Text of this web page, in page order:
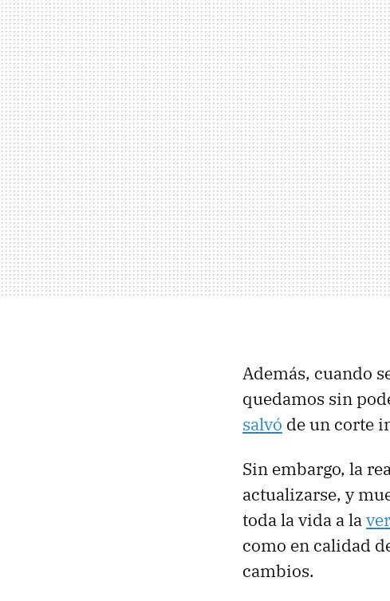
Además, cuando
quedamos sin
salvó de un corte
Sin embargo, la
actualizarse, y
toda la vida a la
como en calidad
cambios.